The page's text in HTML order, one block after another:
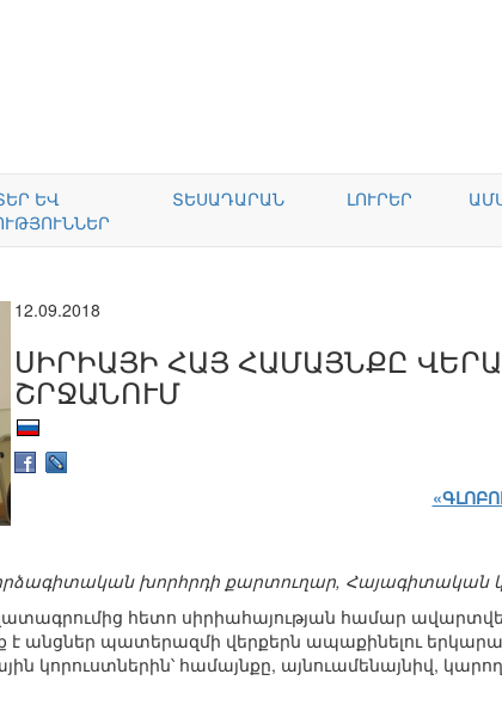
ԵՎ
ՏԵՍԱԴԱՐԱՆ ԼՈՒՐԵՐ
12.09.2018
ՍԻՐԻԱՅԻ ՀԱՅ ՀԱՄԱՅՆՔԸ
ՇՐՋԱՆՈՒՄ
խորհրդի քարտուղար, Հայագիտական
հետո սիրիահայության համար
անցներ պատերազմի վերքերն ապաքինելու
կորուստներին՝ համայնքը, այնուամենայնիվ,